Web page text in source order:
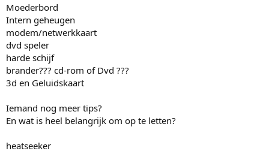
r
Moederbord
Intern geheugen
modem/netwerkkaart
dvd speler
harde schijf
brander??? cd-rom of Dvd ???
3d en Geluidskaart
Iemand nog meer tips?
En wat is heel belangrijk om op te letten?
heatseeker